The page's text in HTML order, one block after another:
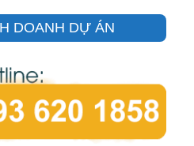
DOANH DỰ ÁN